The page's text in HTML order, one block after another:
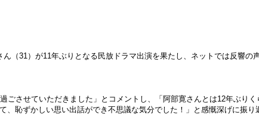
31）が11年ぶりとなる民放ドラマ出演を果たし、ネットでは反響の
させていただきました」とコメントし、「阿部寛さんとは12年ぶり
恥ずかしい思い出話ができ不思議な気分でした！」と感慨深げに振り